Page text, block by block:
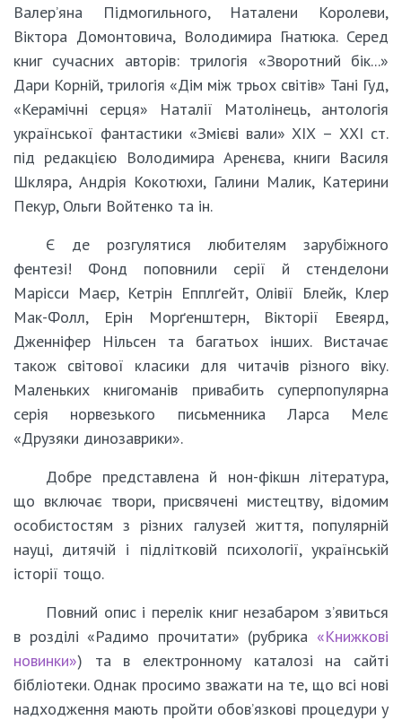
Валер’яна Підмогильного, Наталени Королеви,
Віктора Домонтовича, Володимира Гнатюка. Серед
книг сучасних авторів: трилогія «Зворотний бік...»
Дари Корній, трилогія «Дім між трьох світів» Тані Гуд,
«Керамічні серця» Наталії Матолінець, антологія
української фантастики «Змієві вали» ХІХ – ХХІ ст.
під редакцією Володимира Аренєва, книги Василя
Шкляра, Андрія Кокотюхи, Галини Малик, Катерини
Пекур, Ольги Войтенко та ін.
Є де розгулятися любителям зарубіжного
фентезі! Фонд поповнили серії й стенделони
Марісси Маєр, Кетрін Епплґейт, Олівії Блейк, Клер
Мак-Фолл, Ерін Морґенштерн, Вікторії Евеярд,
Дженніфер Нільсен та багатьох інших. Вистачає
також світової класики для читачів різного віку.
Маленьких книгоманів привабить суперпопулярна
серія норвезького письменника Ларса Мелє
«Друзяки динозаврики».
Добре представлена й нон-фікшн література,
що включає твори, присвячені мистецтву, відомим
особистостям з різних галузей життя, популярній
науці, дитячій і підлітковій психології, українській
історії тощо.
Повний опис і перелік книг незабаром з’явиться
в розділі «Радимо прочитати» (рубрика «Книжкові
новинки») та в електронному каталозі на сайті
бібліотеки. Однак просимо зважати на те, що всі нові
надходження мають пройти обов’язкові процедури у